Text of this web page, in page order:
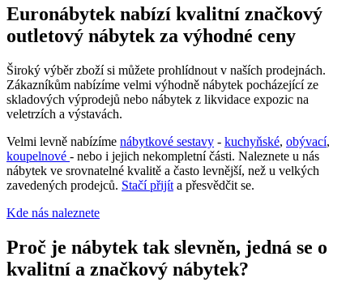
Euronábytek nabízí kvalitní značkový
outletový nábytek za výhodné ceny
Široký výběr zboží si můžete prohlídnout v naších prodejnách.
Zákazníkům nabízíme velmi výhodně nábytek pocházející ze
skladových výprodejů nebo nábytek z likvidace expozic na
veletrzích a výstavách.
Velmi levně nabízíme nábytkové sestavy - kuchyňské, obývací,
koupelnové - nebo i jejich nekompletní části. Naleznete u nás
nábytek ve srovnatelné kvalitě a často levnější, než u velkých
zavedených prodejců. Stačí přijít a přesvědčit se.
Kde nás naleznete
Proč je nábytek tak slevněn, jedná se o
kvalitní a značkový nábytek?